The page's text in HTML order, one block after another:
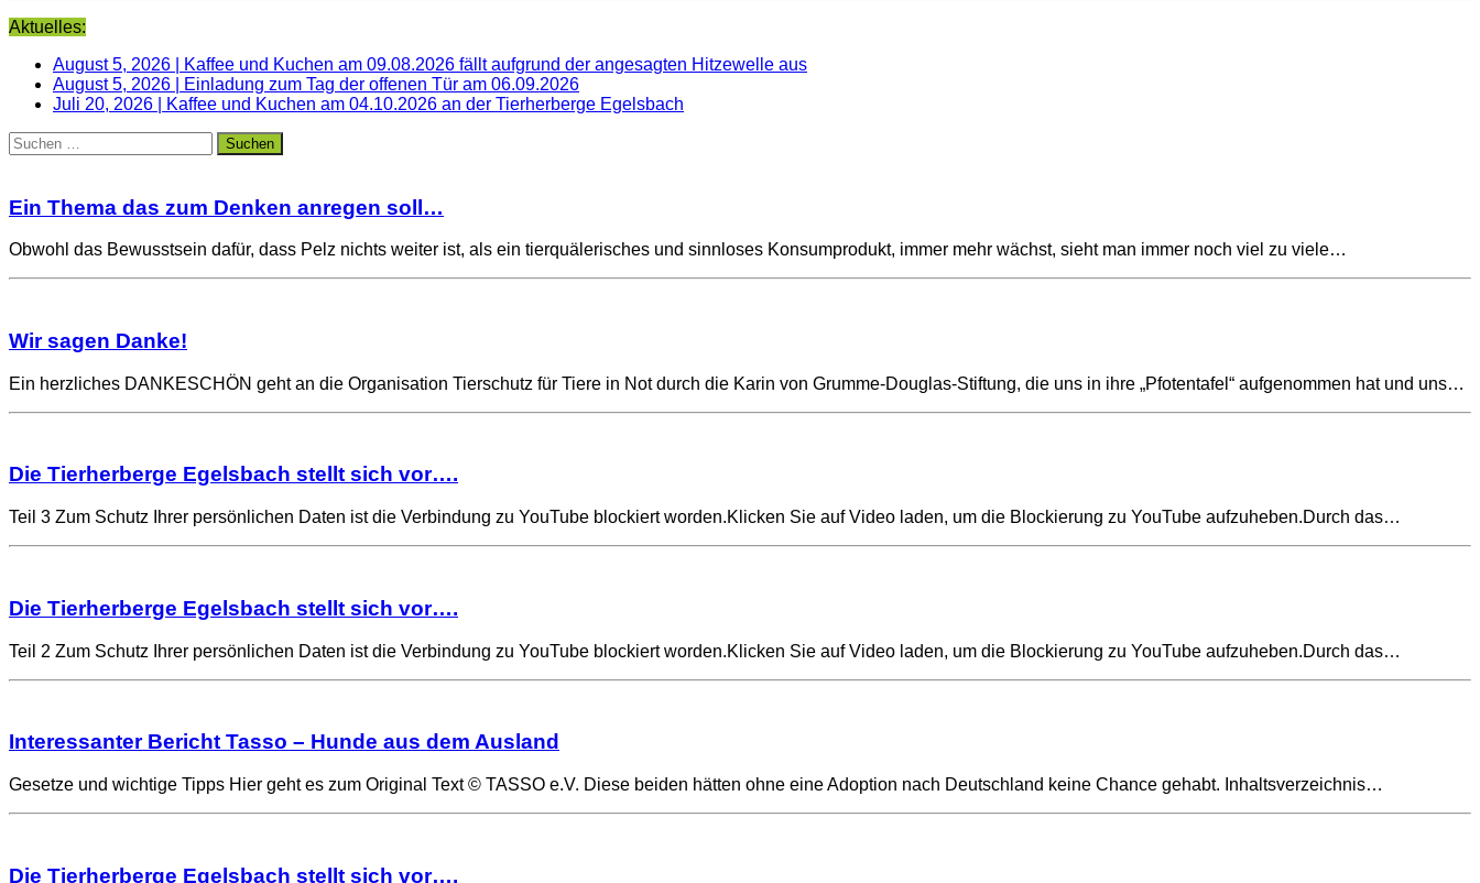
Aktuelles:
August 5, 2026
Kaffee und Kuchen am 09.08.2026 fällt aufgrund der angesagten Hitzewelle aus
August 5, 2026
Einladung zum Tag der offenen Tür am 06.09.2026
Juli 20, 2026
Kaffee und Kuchen am 04.10.2026 an der Tierherberge Egelsbach
Suchen
nach:
Ein Thema das zum Denken anregen soll…
Obwohl das Bewusstsein dafür, dass Pelz nichts weiter ist, als ein tierquälerisches und sinnloses Konsumprodukt, immer mehr wächst, sieht man immer noch viel zu viele…
Wir sagen Danke!
Ein herzliches DANKESCHÖN geht an die Organisation Tierschutz für Tiere in Not durch die Karin von Grumme-Douglas-Stiftung, die uns in ihre „Pfotentafel“ aufgenommen hat und uns…
Die Tierherberge Egelsbach stellt sich vor….
Teil 3 Zum Schutz Ihrer persönlichen Daten ist die Verbindung zu YouTube blockiert worden.Klicken Sie auf Video laden, um die Blockierung zu YouTube aufzuheben.Durch das…
Die Tierherberge Egelsbach stellt sich vor….
Teil 2 Zum Schutz Ihrer persönlichen Daten ist die Verbindung zu YouTube blockiert worden.Klicken Sie auf Video laden, um die Blockierung zu YouTube aufzuheben.Durch das…
Interessanter Bericht Tasso – Hunde aus dem Ausland
Gesetze und wichtige Tipps Hier geht es zum Original Text © TASSO e.V. Diese beiden hätten ohne eine Adoption nach Deutschland keine Chance gehabt. Inhaltsverzeichnis…
Die Tierherberge Egelsbach stellt sich vor….